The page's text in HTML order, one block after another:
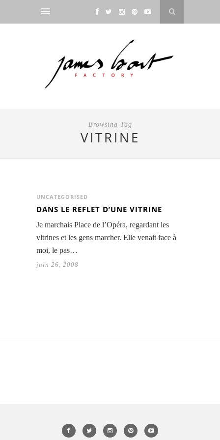
Browsing Tag
VITRINE
UNCATEGORISED
DANS LE REFLET D’UNE VITRINE
Je marchais Place de l’Opéra, regardant les
vitrines et les gens marcher. Elle venait face à
moi, le pas…
juin 26, 2008